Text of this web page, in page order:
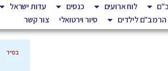
לוח ארועים כנסים עדות ישראל
הרמב"ם לילדים סיור וירטואלי צור קשר